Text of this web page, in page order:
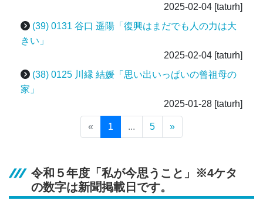
2025-02-04 [taturh]
(39) 0131 谷口 遥陽「復興はまだでも人の力は大
きい」
2025-02-04 [taturh]
(38) 0125 川縁 結媛「思い出いっぱいの曾祖母の
家」
2025-01-28 [taturh]
« 1 ... 5 »
令和５年度「私が今思うこと」※4ケタ
の数字は新聞掲載日です。